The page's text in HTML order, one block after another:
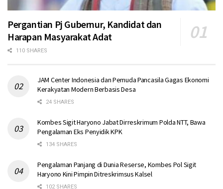
Pergantian Pj Gubernur, Kandidat dan
Harapan Masyarakat Adat
110 SHARES
JAM Center Indonesia dan Pemuda Pancasila Gagas Ekonomi
Kerakyatan Modern Berbasis Desa
24 SHARES
Kombes Sigit Haryono Jabat Dirreskrimum Polda NTT, Bawa
Pengalaman Eks Penyidik KPK
134 SHARES
Pengalaman Panjang di Dunia Reserse, Kombes Pol Sigit
Haryono Kini Pimpin Ditreskrimsus Kalsel
102 SHARES